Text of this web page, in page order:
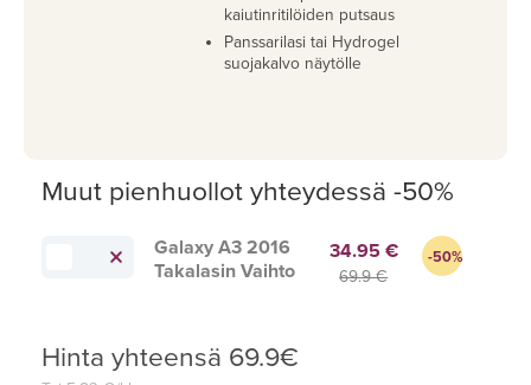
kaiutinritilöiden putsaus
Panssarilasi tai Hydrogel
suojakalvo näytölle
Muut pienhuollot yhteydessä -50%
Galaxy A3 2016
Takalasin Vaihto
34.95 €
69.9 €
-50%
Hinta yhteensä 69.9€